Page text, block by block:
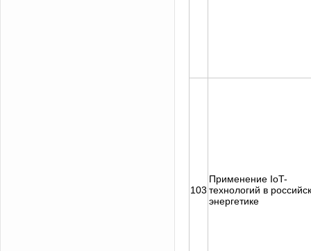
103
Применение IoT-
технологий в
энергетике